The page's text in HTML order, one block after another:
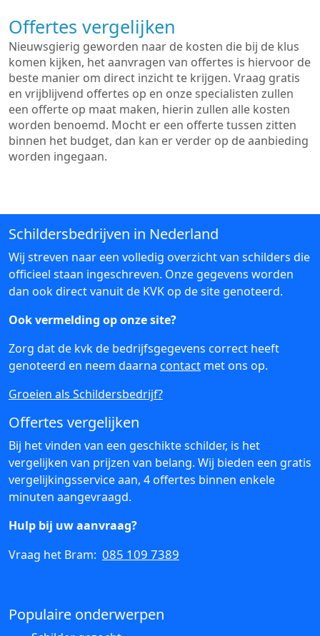
Offertes vergelijken
Nieuwsgierig geworden naar de kosten die bij de klus
komen kijken, het aanvragen van offertes is hiervoor de
beste manier om direct inzicht te krijgen. Vraag gratis
en vrijblijvend offertes op en onze specialisten zullen
een offerte op maat maken, hierin zullen alle kosten
worden benoemd. Mocht er een offerte tussen zitten
binnen het budget, dan kan er verder op de aanbieding
worden ingegaan.
Schildersbedrijven in Nederland
Wij streven naar een volledig overzicht van schilders die
officieel staan ingeschreven. Onze gegevens worden
dan ook direct vanuit de KVK op de site genoteerd.
Ook vermelding op onze site?
Zorg dat de kvk de bedrijfsgegevens correct heeft
genoteerd en neem daarna contact met ons op.
Groeien als Schildersbedrijf?
Offertes vergelijken
Bij het vinden van een geschikte schilder, is het
vergelijken van prijzen van belang. Wij bieden een gratis
vergelijkingsservice aan, 4 offertes binnen enkele
minuten aangevraagd.
Hulp bij uw aanvraag?
Vraag het Bram: 085 109 7389
Populaire onderwerpen